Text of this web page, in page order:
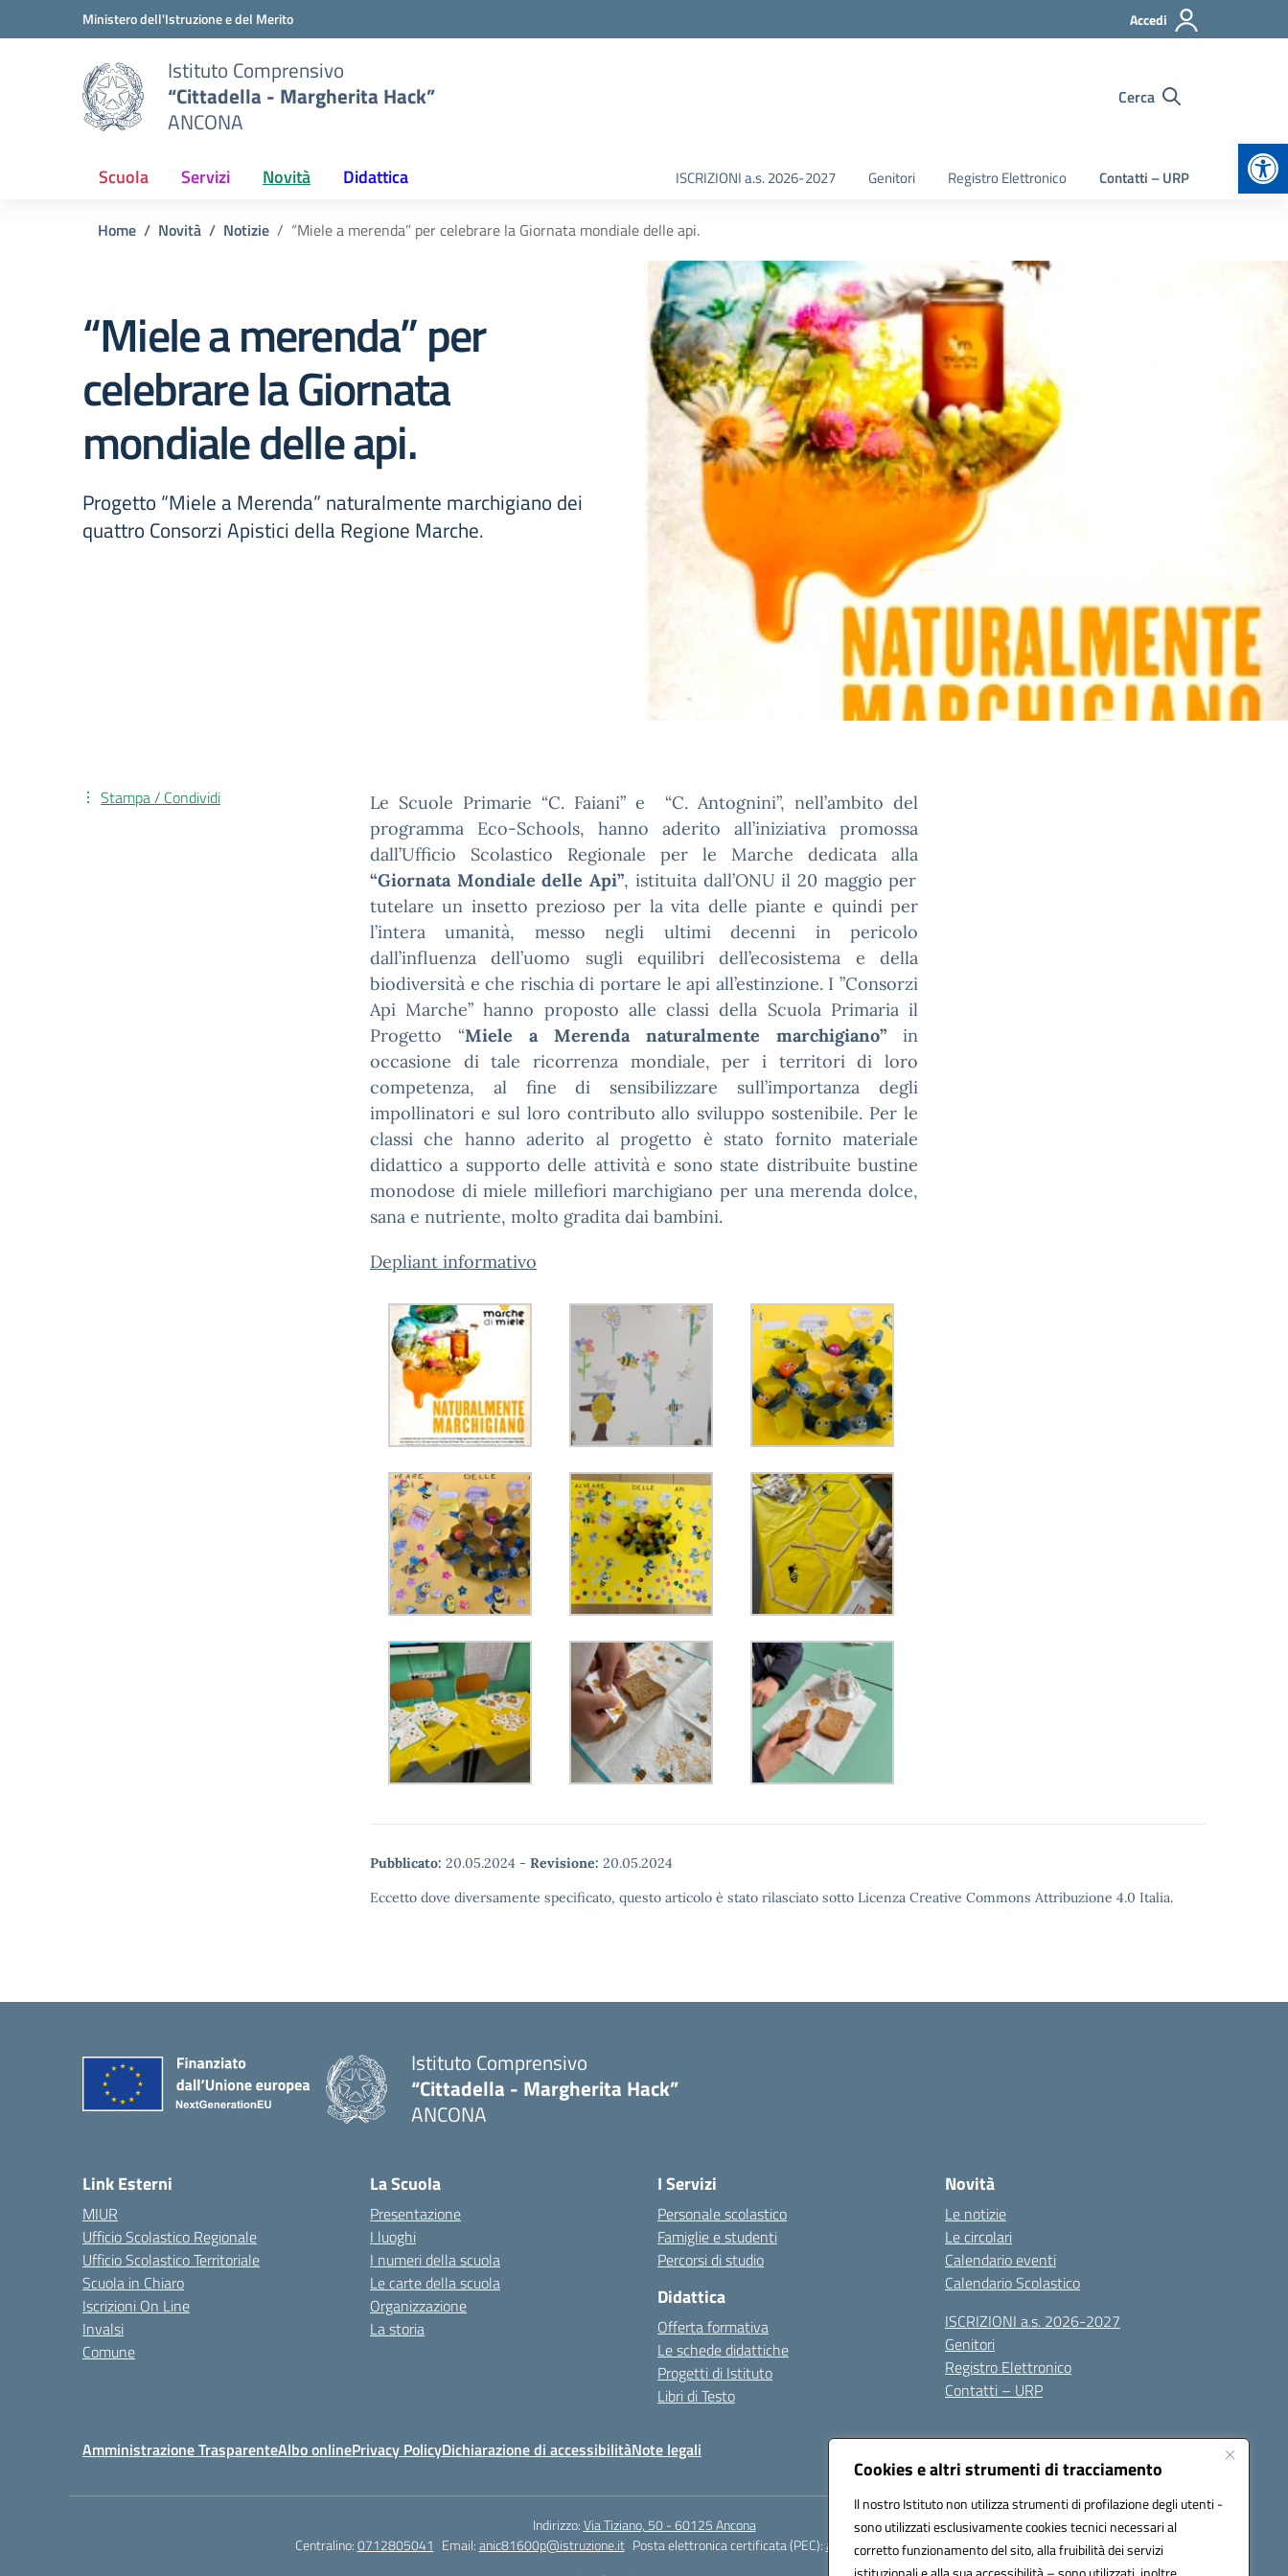
Cookies e altri strumenti di tracciamento
Il nostro Istituto non utilizza strumenti di profilazione degli utenti -
sono utilizzati esclusivamente cookies tecnici necessari al
corretto funzionamento del sito, alla fruibilità dei servizi
Vai ai contenuti
Vai al menu di navigazioneMinistero dell'Istruzione e del Merito Accedi
Istituto Comprensivo
“Cittadella - Margherita Hack”
ANCONA
Cerca
Scuola Servizi Novità Didattica ISCRIZIONI a.s. 2026-2027 Genitori Registro Elettronico Contatti – URP
Home Novità Notizie “Miele a merenda” per celebrare la Giornata mondiale delle api.
“Miele a merenda” per
celebrare la Giornata
mondiale delle api.
Progetto “Miele a Merenda” naturalmente marchigiano dei
quattro Consorzi Apistici della Regione Marche.
Le Scuole Primarie “C. Faiani” e “C. Antognini”, nell’ambito del
programma Eco-Schools, hanno aderito all’iniziativa promossa
dall’Ufficio Scolastico Regionale per le Marche dedicata alla
“Giornata Mondiale delle Api”, istituita dall’ONU il 20 maggio per
tutelare un insetto prezioso per la vita delle piante e quindi per
l’intera umanità, messo negli ultimi decenni in pericolo
dall’influenza dell’uomo sugli equilibri dell’ecosistema e della
biodiversità e che rischia di portare le api all’estinzione. I ”Consorzi
Api Marche” hanno proposto alle classi della Scuola Primaria il
Progetto “Miele a Merenda naturalmente marchigiano” in
occasione di tale ricorrenza mondiale, per i territori di loro
competenza, al fine di sensibilizzare sull’importanza degli
impollinatori e sul loro contributo allo sviluppo sostenibile. Per le
classi che hanno aderito al progetto è stato fornito materiale
didattico a supporto delle attività e sono state distribuite bustine
monodose di miele millefiori marchigiano per una merenda dolce,
sana e nutriente, molto gradita dai bambini.
Depliant informativo
Pubblicato: 20.05.2024 - Revisione: 20.05.2024
Eccetto dove diversamente specificato, questo articolo è stato rilasciato sotto Licenza Creative Commons Attribuzione 4.0 Italia.
Stampa / Condividi
Istituto Comprensivo
“Cittadella - Margherita Hack”
ANCONA
Link Esterni
MIUR
Ufficio Scolastico Regionale
Ufficio Scolastico Territoriale
Scuola in Chiaro
Iscrizioni On Line
Invalsi
Comune
La Scuola
Presentazione
I luoghi
I numeri della scuola
Le carte della scuola
Organizzazione
La storia
I Servizi
Personale scolastico
Famiglie e studenti
Percorsi di studio
Didattica
Offerta formativa
Le schede didattiche
Progetti di Istituto
Libri di Testo
Novità
Le notizie
Le circolari
Calendario eventi
Calendario Scolastico
ISCRIZIONI a.s. 2026-2027
Genitori
Registro Elettronico
Contatti – URP
Amministrazione TrasparenteAlbo onlinePrivacy PolicyDichiarazione di accessibilitàNote legali
Indirizzo:Via Tiziano, 50 - 60125 Ancona
Centralino:0712805041 Email:anic81600p@istruzione.it Posta elettronica certificata (PEC):anic81600p@pec.istruzione.it